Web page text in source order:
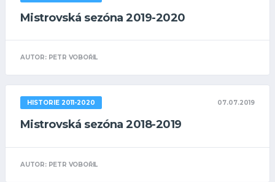
Mistrovská sezóna 2019-2020
AUTOR: PETR VOBOŘIL
HISTORIE 2011-2020 07.07.2019
Mistrovská sezóna 2018-2019
AUTOR: PETR VOBOŘIL